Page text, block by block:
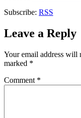
Subscribe: RSS
Leave a Reply
Your email address will
marked *
Comment *